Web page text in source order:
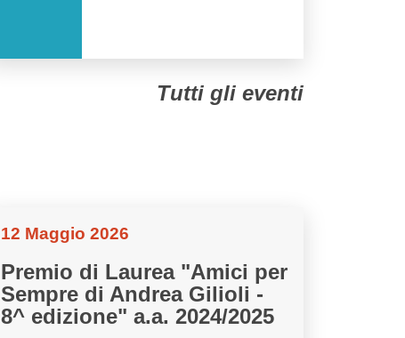
Tutti gli eventi
12 Maggio 2026
Premio di Laurea "Amici per
Sempre di Andrea Gilioli -
8^ edizione" a.a. 2024/2025